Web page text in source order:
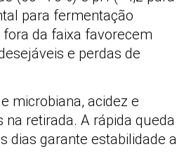
para fermentação
da faixa favorecem
e perdas de
microbiana, acidez e
na retirada. A rápida queda
dias garante estabilidade a